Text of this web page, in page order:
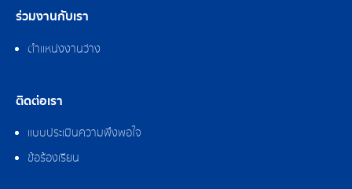
ร่วมงานกับเรา
ตำแหน่งงานว่าง
ติดต่อเรา
แบบประเมินความพึงพอใจ
ข้อร้องเรียน